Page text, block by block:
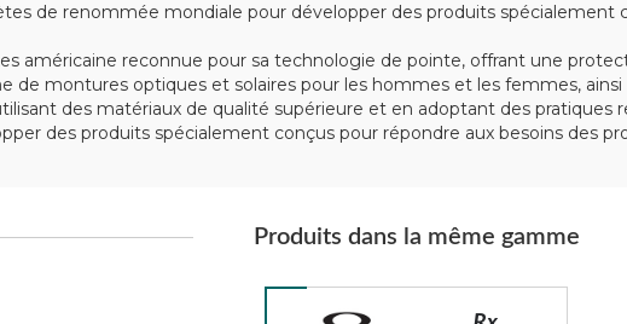
de renommée mondiale pour développer des produits
américaine reconnue pour sa technologie de pointe, offrant une
de montures optiques et solaires pour les hommes et les femmes,
des matériaux de qualité supérieure et en adoptant des
des produits spécialement conçus pour répondre aux besoins des
Produits dans la même gamme